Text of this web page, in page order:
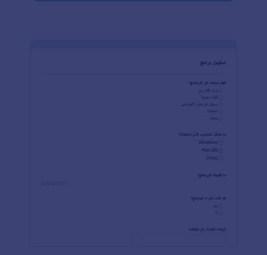
النماذج، حيث يمكنك عرض البيانات وتصفيتها وترتيبها
العمليات. علاوة على ذلك، تقدم مكتبة الأدوات الواسعة
الجداول الزمنية، رفع الملفات، والتوقيعات الإلكترونية
لتعزيز قدرات نموذج جمع البيانات الخاص بك. مع
النماذج لتتناسب مع هوية علامتك التجارية بكل سهولة.